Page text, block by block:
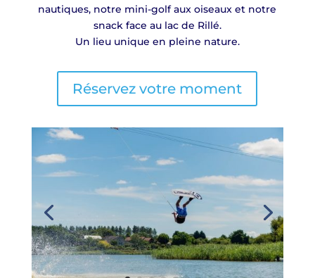
nautiques, notre mini-golf aux oiseaux et notre
snack face au lac de Rillé.
Un lieu unique en pleine nature.
Réservez votre moment